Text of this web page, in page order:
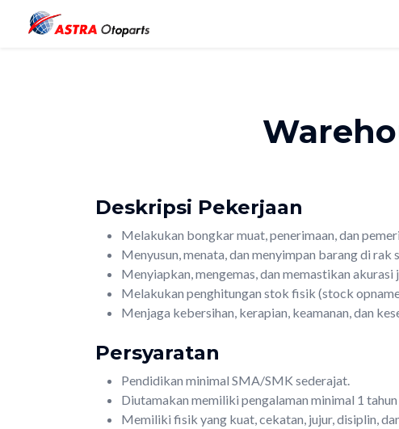
Deskripsi Pekerjaan
Melakukan bongkar muat, penerimaan, dan
Menyusun, menata, dan menyimpan barang di
Menyiapkan, mengemas, dan memastikan
Melakukan penghitungan stok fisik (stock
Menjaga kebersihan, kerapian, keamanan, dan
Persyaratan
Pendidikan minimal SMA/SMK sederajat.
Diutamakan memiliki pengalaman minimal 1
Memiliki fisik yang kuat, cekatan, jujur, disiplin,